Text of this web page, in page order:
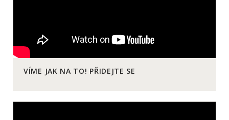
VÍME JAK NA TO! PŘIDEJTE SE